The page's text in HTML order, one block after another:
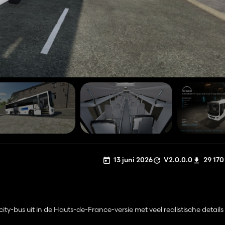
13 juni 2026 V2.0.0.0 29 170
bus uit in de Hauts-de-France-versie met veel realistische details